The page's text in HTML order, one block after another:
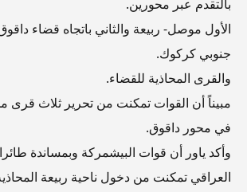
بالتقدم عبر محورين.
الأول موصل- ربيعة والثاني باتجاه قضاء
جنوبي كركوك.
والقرى المحاذية للقضاء.
مبيناً أن القوات تمكنت من تحرير ثلاث
في محور داقوق.
وأكد ياور أن قوات البيشمركة وبمساندة
العراقي تمكنت من دخول ناحية ربيعة